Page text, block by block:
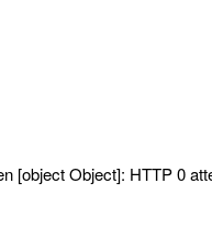
[object Object]: HTTP 0